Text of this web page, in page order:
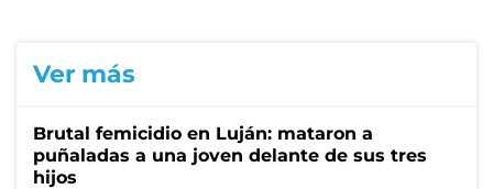
Ver más
Brutal femicidio en Luján: mataron a
puñaladas a una joven delante de sus tres
hijos